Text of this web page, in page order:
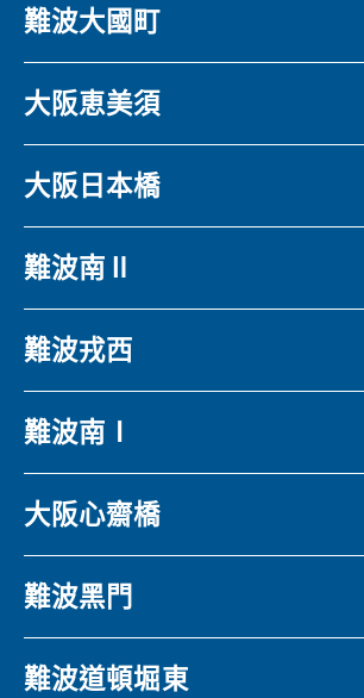
難波大國町
大阪恵美須
大阪日本橋
難波南Ⅱ
難波戎西
難波南Ⅰ
大阪心齋橋
難波黑門
難波道頓堀東